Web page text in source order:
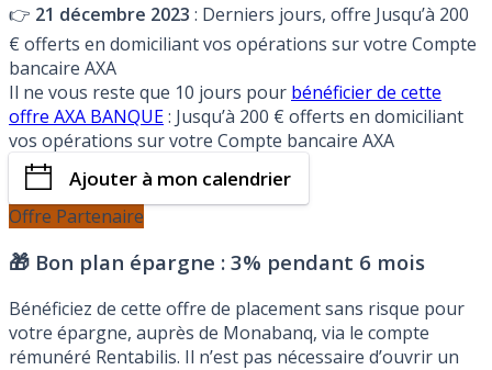
👉 21 décembre 2023 : Derniers jours, offre Jusqu’à 200
€ offerts en domiciliant vos opérations sur votre Compte
bancaire AXA
Il ne vous reste que 10 jours pour bénéficier de cette
offre AXA BANQUE: Jusqu’à 200 € offerts en domiciliant
vos opérations sur votre Compte bancaire AXA
Ajouter à mon calendrier
Offre Partenaire
🎁 Bon plan épargne : 3% pendant 6 mois
Bénéficiez de cette offre de placement sans risque pour
votre épargne, auprès de Monabanq, via le compte
rémunéré Rentabilis. Il n’est pas nécessaire d’ouvrir un